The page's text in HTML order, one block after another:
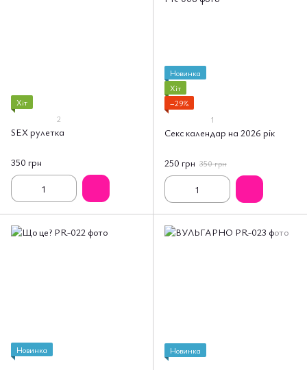
Хіт
2
SEX рулетка
350 грн
Новинка
Хіт
−29%
1
Секс календар на 2026 рік
250 грн 350 грн
Новинка Новинка